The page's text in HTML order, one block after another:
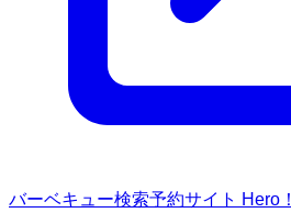
バーベキュー検索予約サイト Hero！